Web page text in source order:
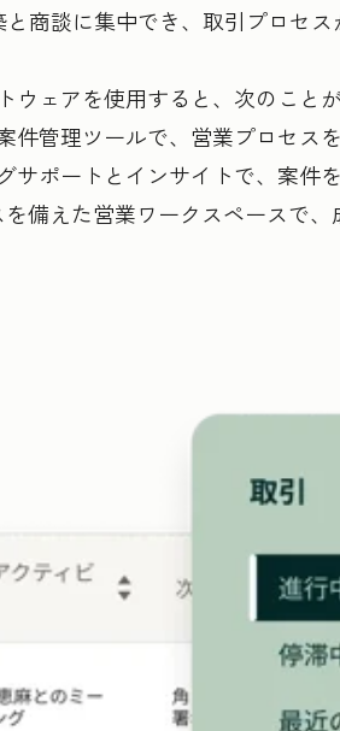
商談に集中でき、取引プロセス
ウェアを使用すると、次のこと
件管理ツールで、営業プロセス
サポートとインサイトで、案件
備えた営業ワークスペースで、